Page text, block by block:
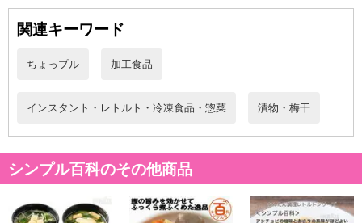
自然の恵みを堪能できる、贅沢干し梅をぜひお試しください。
・保存方法：直射日光・高温多湿を避けて保存して下さい。
・賞味期限：
出荷日より30日以上
※商品到着時点でのお日持ち期間は、配送日数などにより異なり
ますのでご了承ください。
・原産国（最終加工地）：中国
関連キーワード
ちょっプル 加工食品
インスタント・レトルト・冷凍食品・惣菜 漬物・梅干
シンプル百科のその他商品